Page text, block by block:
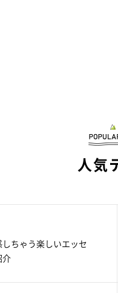
人気
ちゃう楽しいエッセ
介